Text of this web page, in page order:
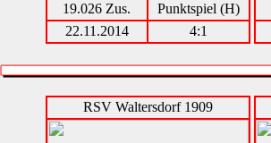
19.026 Zus.
Punktspiel (H)
22.11.2014
4:1
RSV Waltersdorf 1909